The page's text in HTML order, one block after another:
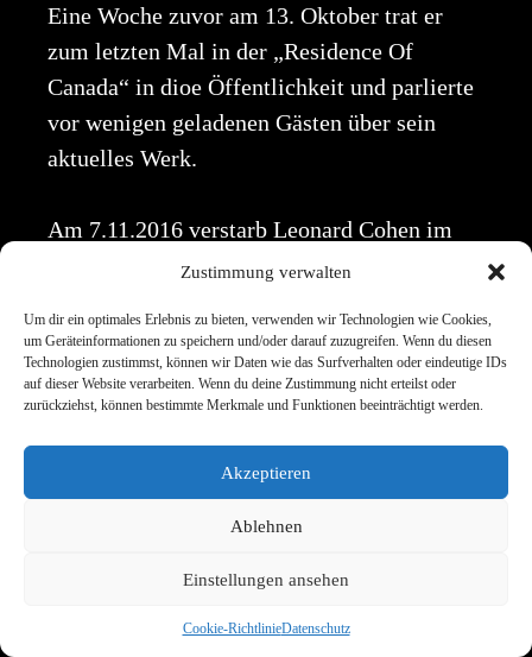
Zustimmung verwalten
Um dir ein optimales Erlebnis zu bieten, verwenden wir Technologien wie Cookies,
um Geräteinformationen zu speichern und/oder darauf zuzugreifen. Wenn du diesen
Technologien zustimmst, können wir Daten wie das Surfverhalten oder eindeutige IDs
auf dieser Website verarbeiten. Wenn du deine Zustimmung nicht erteilst oder
zurückziehst, können bestimmte Merkmale und Funktionen beeinträchtigt werden.
Akzeptieren
Ablehnen
Einstellungen ansehen
Cookie-RichtlinieDatenschutz
Eine Woche zuvor am 13. Oktober trat er
zum letzten Mal in der „Residence Of
Canada“ in dioe Öffentlichkeit und parlierte
vor wenigen geladenen Gästen über sein
aktuelles Werk.
Am 7.11.2016 verstarb Leonard Cohen im
Familienkreise. Erst am 11.11.16 gab sein
Seite bekannt, dass Leonard Cohen
verstorben sei und in Montreal im Kreise
seiner Familie beigesetzt wurde.
„I-Intend-To-Live-Forever“-Files und in den THE
COHENPEDIA – Series Vol. I & II